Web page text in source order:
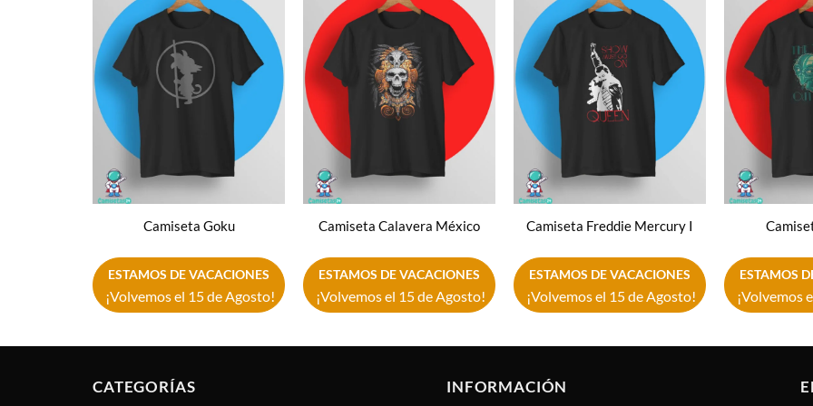
Añadir
a la
lista de
deseos
Camiseta Goku
ESTAMOS DE VACACIONES
¡Volvemos el 15 de Agosto!
Añadir
a la
lista de
deseos
Camiseta Calavera México
ESTAMOS DE VACACIONES
¡Volvemos el 15 de Agosto!
Añadir
a la
lista de
deseos
Camiseta Freddie Mercury I
ESTAMOS DE VACACIONES
¡Volvemos el 15 de Agosto!
ESTAMOS
¡Volvemos
CATEGORÍAS INFORMACIÓN